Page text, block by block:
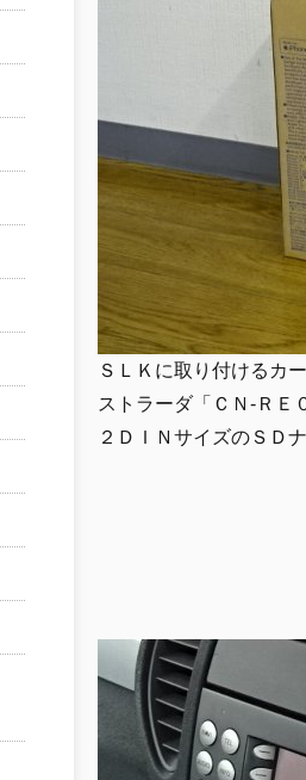
ＳＬＫに取り付けるカ
ストラーダ「ＣＮ-ＲＥ
２ＤＩＮサイズのＳＤ